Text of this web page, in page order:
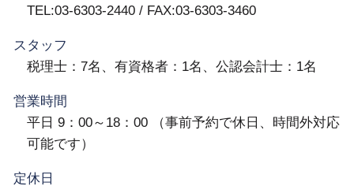
TEL:03-6303-2440 / FAX:03-6303-3460
スタッフ
税理士：7名、有資格者：1名、公認会計士：1名
営業時間
平日 9：00～18：00 （事前予約で休日、時間外対応
可能です）
定休日